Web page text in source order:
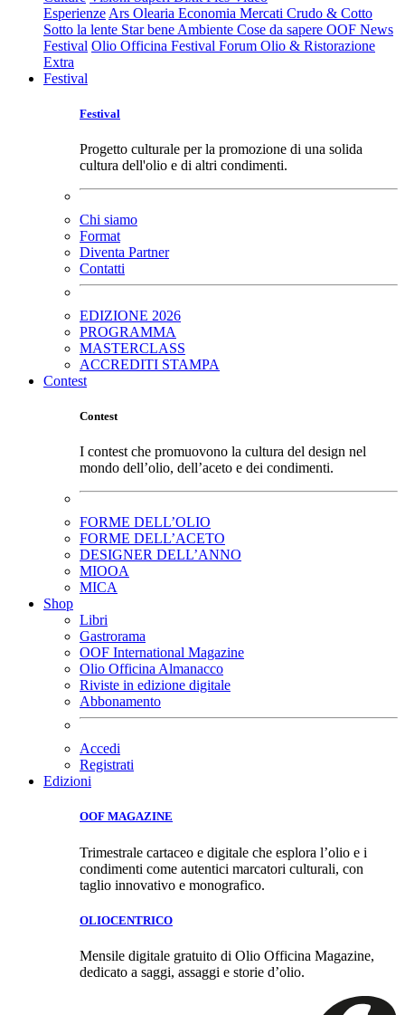
Esperienze Ars Olearia Economia Mercati Crudo & Cotto
Sotto la lente Star bene Ambiente Cose da sapere OOF News
Festival Olio Officina Festival Forum Olio & Ristorazione
Extra
Festival
Festival
Progetto culturale per la promozione di una solida
cultura dell'olio e di altri condimenti.
Chi siamo
Format
Diventa Partner
Contatti
EDIZIONE 2026
PROGRAMMA
MASTERCLASS
ACCREDITI STAMPA
Contest
Contest
I contest che promuovono la cultura del design nel
mondo dell’olio, dell’aceto e dei condimenti.
FORME DELL’OLIO
FORME DELL’ACETO
DESIGNER DELL’ANNO
MIOOA
MICA
Shop
Libri
Gastrorama
OOF International Magazine
Olio Officina Almanacco
Riviste in edizione digitale
Abbonamento
Accedi
Registrati
Edizioni
OOF MAGAZINE
Trimestrale cartaceo e digitale che esplora l’olio e i
condimenti come autentici marcatori culturali, con
taglio innovativo e monografico.
OLIOCENTRICO
Mensile digitale gratuito di Olio Officina Magazine,
dedicato a saggi, assaggi e storie d’olio.